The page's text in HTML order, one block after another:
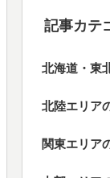
記事カテ
北海道・東
北陸エリア
関東エリア